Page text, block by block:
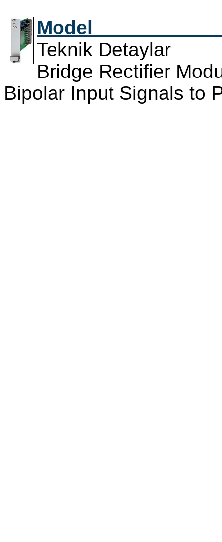
Model
Teknik
Bridge Rectifier
Bipolar Input Signals to